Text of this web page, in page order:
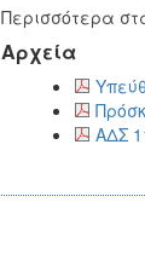
Περισσότερα
Αρχεία
ΑΔΣ